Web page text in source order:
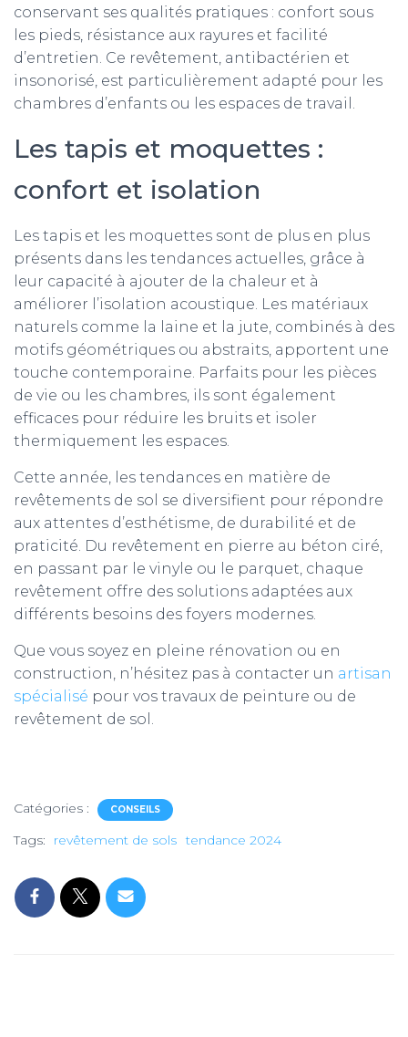
conservant ses qualités pratiques : confort sous
les pieds, résistance aux rayures et facilité
d’entretien. Ce revêtement, antibactérien et
insonorisé, est particulièrement adapté pour les
chambres d’enfants ou les espaces de travail.
Les tapis et moquettes :
confort et isolation
Les tapis et les moquettes sont de plus en plus
présents dans les tendances actuelles, grâce à
leur capacité à ajouter de la chaleur et à
améliorer l’isolation acoustique. Les matériaux
naturels comme la laine et la jute, combinés à des
motifs géométriques ou abstraits, apportent une
touche contemporaine. Parfaits pour les pièces
de vie ou les chambres, ils sont également
efficaces pour réduire les bruits et isoler
thermiquement les espaces.
Cette année, les tendances en matière de
revêtements de sol se diversifient pour répondre
aux attentes d’esthétisme, de durabilité et de
praticité. Du revêtement en pierre au béton ciré,
en passant par le vinyle ou le parquet, chaque
revêtement offre des solutions adaptées aux
différents besoins des foyers modernes.
Que vous soyez en pleine rénovation ou en
construction, n’hésitez pas à contacter un artisan
spécialisé pour vos travaux de peinture ou de
revêtement de sol.
Catégories : CONSEILS
Tags: revêtement de sols tendance 2024